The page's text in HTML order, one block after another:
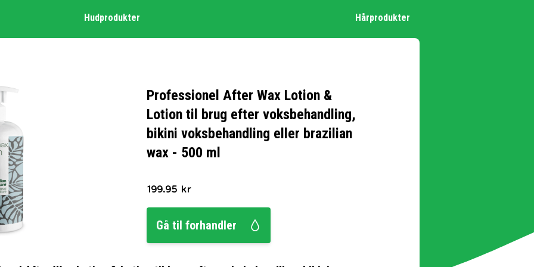
Hudprodukter Hårprodukter
Professionel After Wax Lotion &
Lotion til brug efter voksbehandling,
bikini voksbehandling eller brazilian
wax - 500 ml
199.95 kr
Gå til forhandler